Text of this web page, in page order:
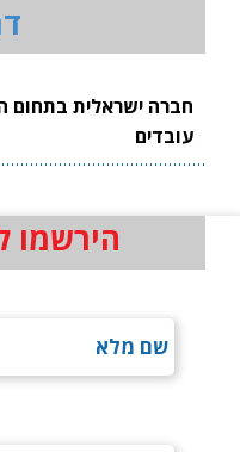
חברה ישראלית בתחום
עובדים
הירשמו